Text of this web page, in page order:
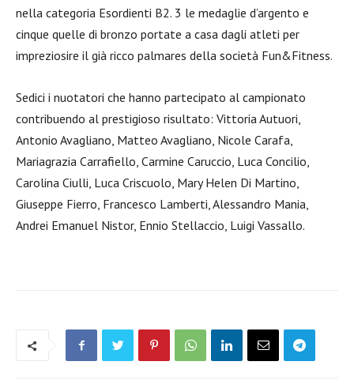
nella categoria Esordienti B2. 3 le medaglie d’argento e
cinque quelle di bronzo portate a casa dagli atleti per
impreziosire il già ricco palmares della società Fun&Fitness.
Sedici i nuotatori che hanno partecipato al campionato
contribuendo al prestigioso risultato: Vittoria Autuori,
Antonio Avagliano, Matteo Avagliano, Nicole Carafa,
Mariagrazia Carrafiello, Carmine Caruccio, Luca Concilio,
Carolina Ciulli, Luca Criscuolo, Mary Helen Di Martino,
Giuseppe Fierro, Francesco Lamberti, Alessandro Mania,
Andrei Emanuel Nistor, Ennio Stellaccio, Luigi Vassallo.